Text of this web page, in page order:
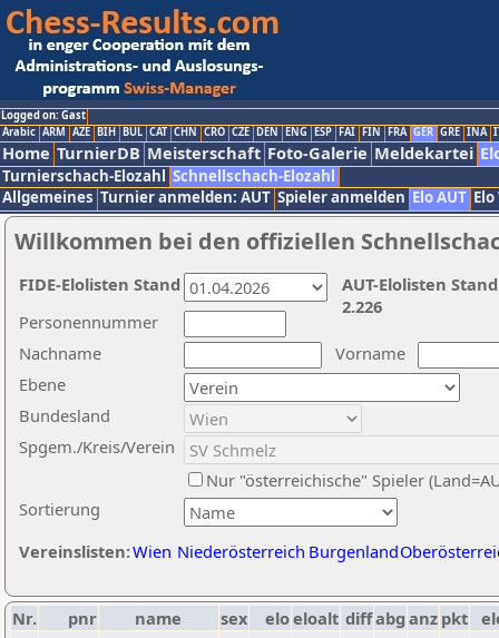
Logged on: Gast
Arabic ARM AZE BIH BUL CAT CHN CRO CZE DEN ENG ESP FAI FIN FRA GER GRE INA
Home TurnierDB Meisterschaft Foto-Galerie Meldekartei
Turnierschach-Elozahl Schnellschach-Elozahl
Allgemeines Turnier anmelden: AUT Spieler anmelden Elo AUT
Willkommen bei den offiziellen
Nachname
Vorname
Ebene
Sortierung
Personennummer
Bundesland
Spgem./Kreis/Verein
Nur "österreichische" Spieler
Vereinslisten:Wien Niederösterreich Burgenland
AUT-Elolisten
2.226
FIDE-Elolisten Stand
Nr. pnr name sex eloeloalt diffabg anz pkt